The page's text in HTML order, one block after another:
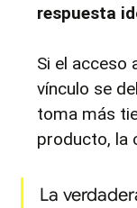
respuesta
Si el acceso
vínculo se
toma más
producto, la
La